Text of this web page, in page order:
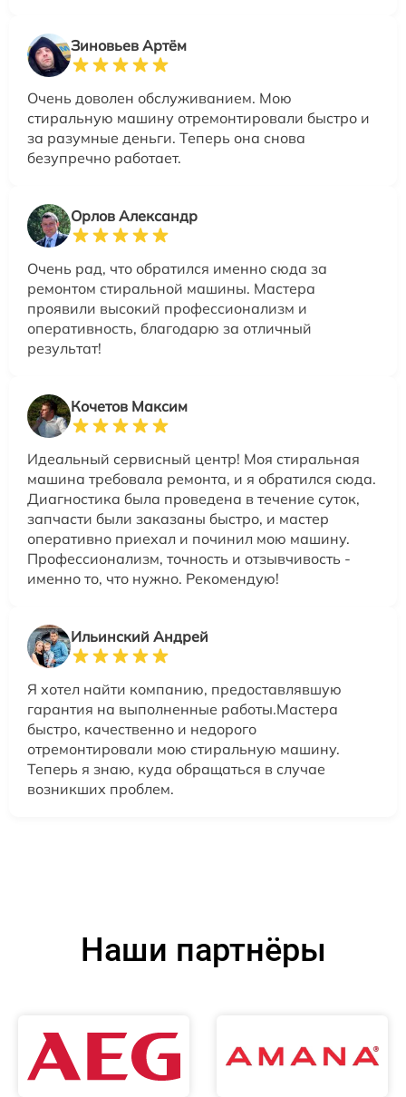
Зиновьев Артём
Очень доволен обслуживанием. Мою
стиральную машину отремонтировали быстро и
за разумные деньги. Теперь она снова
безупречно работает.
Орлов Александр
Очень рад, что обратился именно сюда за
ремонтом стиральной машины. Мастера
проявили высокий профессионализм и
оперативность, благодарю за отличный
результат!
Кочетов Максим
Идеальный сервисный центр! Моя стиральная
машина требовала ремонта, и я обратился сюда.
Диагностика была проведена в течение суток,
запчасти были заказаны быстро, и мастер
оперативно приехал и починил мою машину.
Профессионализм, точность и отзывчивость -
именно то, что нужно. Рекомендую!
Ильинский Андрей
Я хотел найти компанию, предоставлявшую
гарантия на выполненные работы.Мастера
быстро, качественно и недорого
отремонтировали мою стиральную машину.
Теперь я знаю, куда обращаться в случае
возникших проблем.
Наши партнёры